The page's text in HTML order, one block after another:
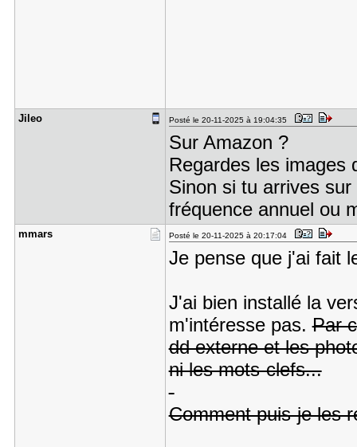
Jileo Posté le 20-11-2025 à 19:04:35
Sur Amazon ?
Regardes les images
Sinon si tu arrives
fréquence annuel ou
mmars Posté le 20-11-2025 à 20:17:04
Je pense que j'ai fait
J'ai bien installé la
m'intéresse pas.Par
dd externe et les
ni les mots-clefs...
Comment puis-je les